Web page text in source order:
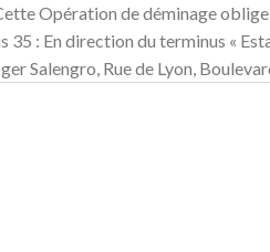
Opération de déminage
35 : En direction du terminus «
Salengro, Rue de Lyon,